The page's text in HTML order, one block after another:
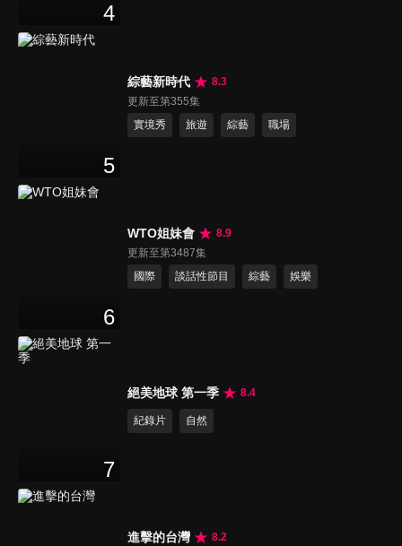
4
5
綜藝新時代
8.3
更新至第355集
實境秀
旅遊 綜藝 職場
6
WTO姐妹會
8.9
更新至第3487集
國際
談話性節目 綜藝 娛樂
7
絕美地球 第一季 8.4
紀錄片 自然
進擊的台灣
8.2